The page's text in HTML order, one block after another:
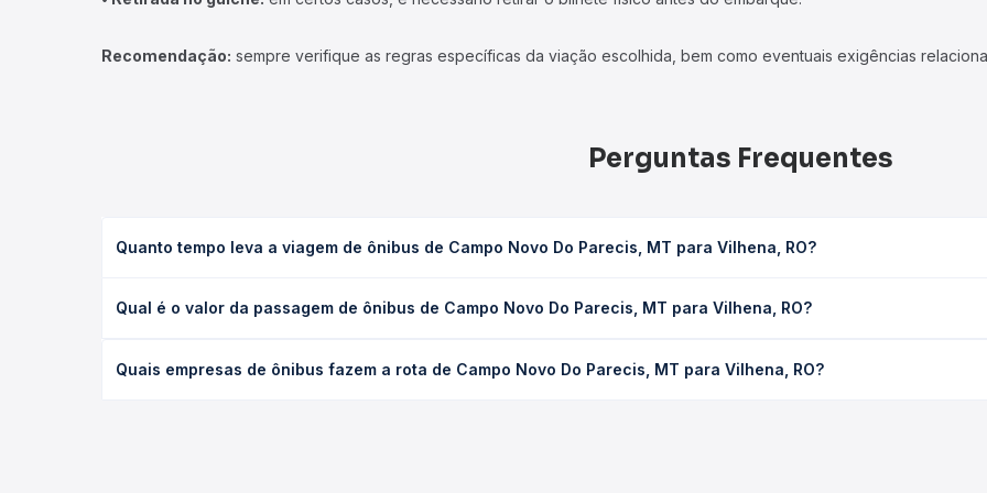
Recomendação: sempre verifique as regras específicas da viação escolhida, bem como eventuais exigências
Perguntas Frequentes
Quanto tempo leva a viagem de ônibus de Campo Novo Do Parecis, MT para Vilhena, RO?
executivo ou leito) e as condições de tráfego. Na Quero Passagem você consulta os horários disponíveis e vê a
Qual é o valor da passagem de ônibus de Campo Novo Do Parecis, MT para Vilhena, RO?
poltrona e a antecedência da compra. Na Quero Passagem você compara os preços de todas as viações em tempo
Quais empresas de ônibus fazem a rota de Campo Novo Do Parecis, MT para Vilhena, RO?